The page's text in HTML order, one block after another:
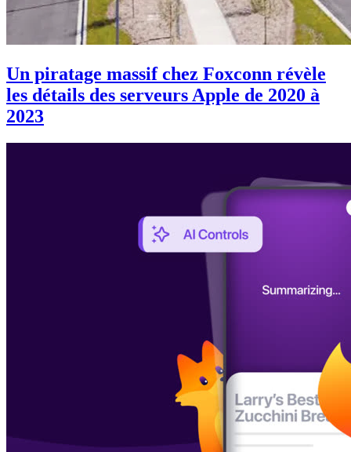
Un piratage massif chez Foxconn révèle
les détails des serveurs Apple de 2020 à
2023